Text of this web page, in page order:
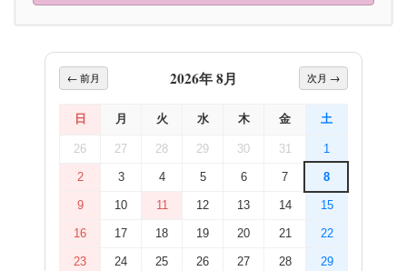
← 前月 2026年 8月 次月 →
日 月 火 水 木 金 土
26 27 28 29 30 31 1
2 3 4 5 6 7 8
9 10 11 12 13 14 15
16 17 18 19 20 21 22
23 24 25 26 27 28 29